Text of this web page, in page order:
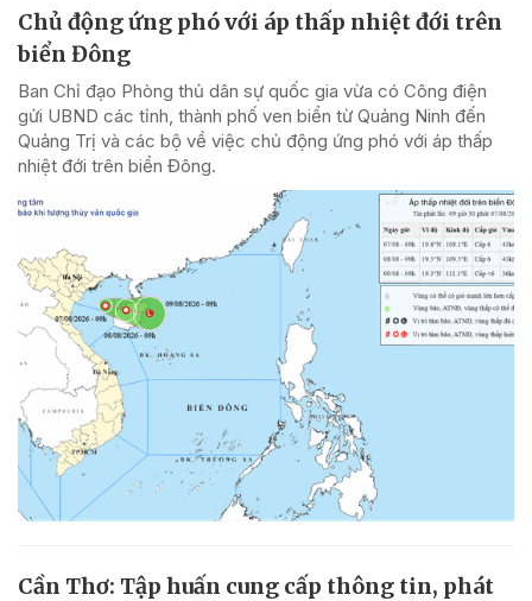
Chủ động ứng phó với áp thấp nhiệt đới trên
biển Đông
Ban Chỉ đạo Phòng thủ dân sự quốc gia vừa có Công điện
gửi UBND các tỉnh, thành phố ven biển từ Quảng Ninh đến
Quảng Trị và các bộ về việc chủ động ứng phó với áp thấp
nhiệt đới trên biển Đông.
Cần Thơ: Tập huấn cung cấp thông tin, phát